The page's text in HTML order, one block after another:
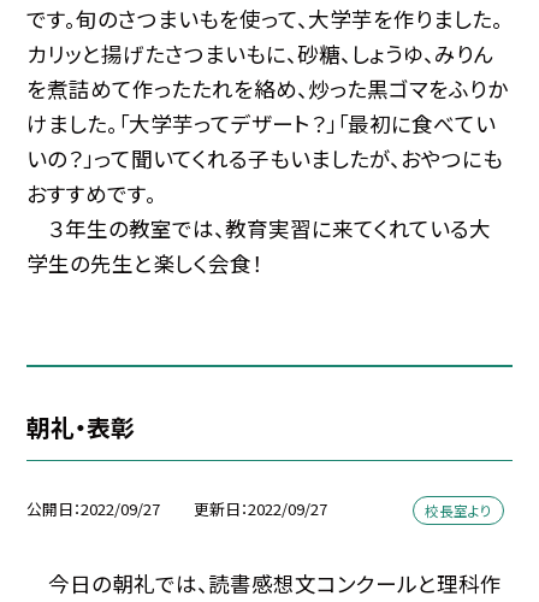
です。旬のさつまいもを使って、大学芋を作りました。
カリッと揚げたさつまいもに、砂糖、しょうゆ、みりん
を煮詰めて作ったたれを絡め、炒った黒ゴマをふりか
けました。「大学芋ってデザート？」「最初に食べてい
いの？」って聞いてくれる子もいましたが、おやつにも
おすすめです。
３年生の教室では、教育実習に来てくれている大
学生の先生と楽しく会食！
朝礼・表彰
公開日 2022/09/27 更新日 2022/09/27 校長室より
今日の朝礼では、読書感想文コンクールと理科作